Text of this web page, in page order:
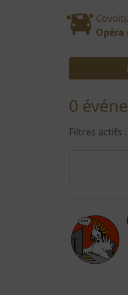
Opéra
0
Filtres actifs :